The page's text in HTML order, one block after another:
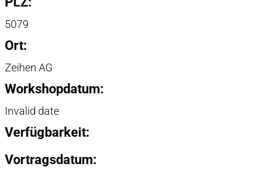
5079
Ort:
Zeihen AG
Workshopdatum:
Invalid date
Verfügbarkeit:
Vortragsdatum: